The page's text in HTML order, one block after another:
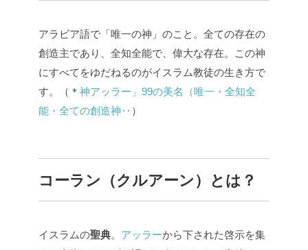
アラビア語で「唯一の神」のこと。全ての存在の
創造主であり、全知全能で、偉大な存在。この神
にすべてをゆだねるのがイスラム教徒の生き方で
す。（＊ 神アッラー」99の美名（唯一・全知全
能・全ての創造神‥ ）
コーラン（クルアーン）とは？
イスラムの聖典。 アッラーから下された啓示を集